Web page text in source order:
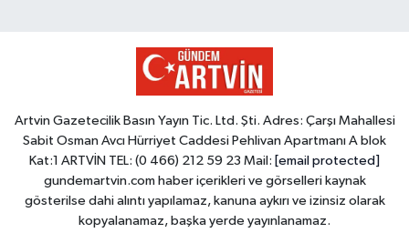
Artvin Gazetecilik Basın Yayın Tic. Ltd. Şti. Adres: Çarşı Mahallesi
Sabit Osman Avcı Hürriyet Caddesi Pehlivan Apartmanı A blok
Kat:1 ARTVİN TEL: (0 466) 212 59 23 Mail: [email protected]
gundemartvin.com haber içerikleri ve görselleri kaynak
gösterilse dahi alıntı yapılamaz, kanuna aykırı ve izinsiz olarak
kopyalanamaz, başka yerde yayınlanamaz.